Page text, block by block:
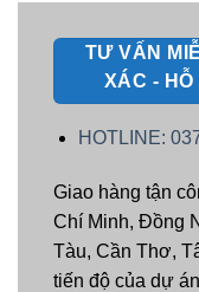
TƯ VẤN
XÁC -
HOTLINE:
Giao hàng tận
Chí Minh, Đồng
Tàu, Cần Thơ,
tiến độ của dự